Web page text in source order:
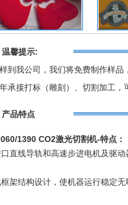
温馨提示:
到我公司，我们将免费制作样品
承接打标（雕刻）、切割加工，
产品特点
1390 CO2激光切割机-特点：
直线导轨和高速步进电机及驱
架结构设计，使机器运行稳定无